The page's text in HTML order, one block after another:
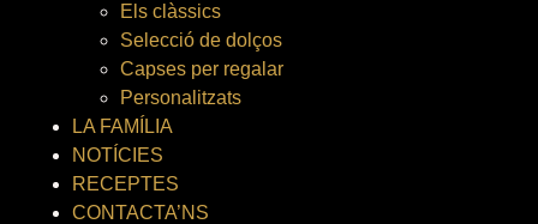
Els clàssics
Selecció de dolços
Capses per regalar
Personalitzats
LA FAMÍLIA
NOTÍCIES
RECEPTES
CONTACTA’NS